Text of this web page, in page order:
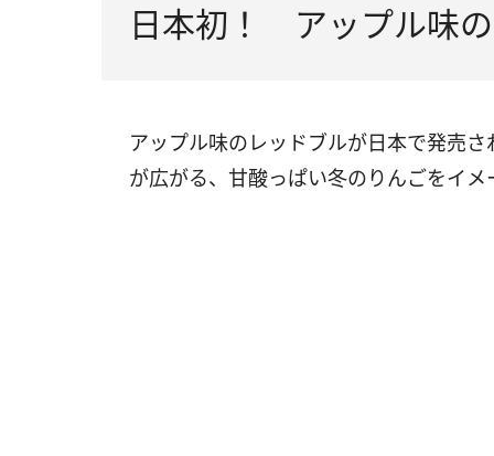
日本初！ アップル味
アップル味のレッドブルが日本で発売
が広がる、甘酸っぱい冬のりんごをイ